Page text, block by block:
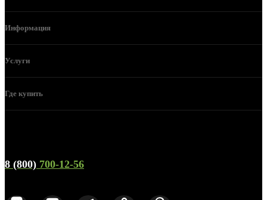
Информация
Услуги
Где купить
8 (800) 700-12-56